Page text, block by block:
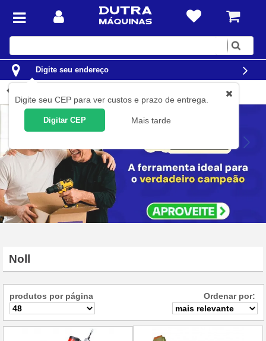
Digite
Digite seu endereço
Digite seu CEP para ver custos e prazo de entrega.
Digitar CEP Mais tarde
Noll
produtos por página Ordenar por: